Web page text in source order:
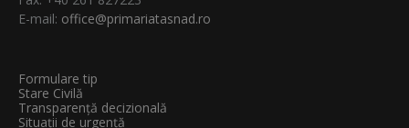
E-mail: office@primariatasnad.ro
Formulare tip
Stare Civilă
Transparenţă decizională
Situații de urgență